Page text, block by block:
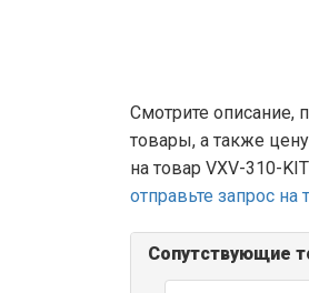
Смотрите описание,
товары, а также
на товар VXV-310-
отправьте запрос на
Сопутствующие